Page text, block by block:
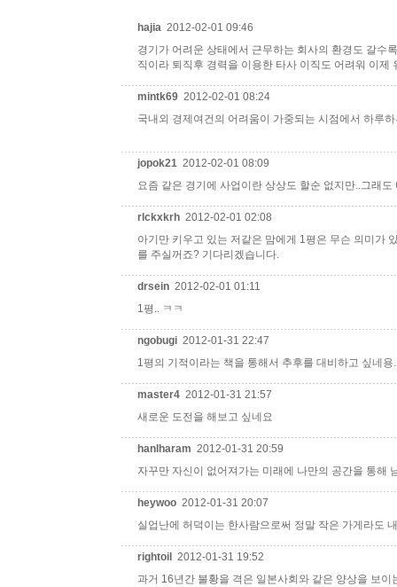
hajia 2012-02-01 09:46
경기가 어려운 상태에서 근무하는 회사의 환경도 갈수
직이라 퇴직후 경력을 이용한 타사 이직도 어려워 이
mintk69 2012-02-01 08:24
국내외 경제여건의 어려움이 가중되는 시점에서 하루
jopok21 2012-02-01 08:09
요즘 같은 경기에 사업이란 상상도 할순 없지만..그래
rlckxkrh 2012-02-01 02:08
아기만 키우고 있는 저같은 맘에게 1평은 무슨 의미가
를 주실꺼죠? 기다리겠습니다.
drsein 2012-02-01 01:11
1평.. ㅋㅋ
ngobugi 2012-01-31 22:47
1평의 기적이라는 책을 통해서 추후를 대비하고 싶네
master4 2012-01-31 21:57
새로운 도전을 해보고 싶네요
hanlharam 2012-01-31 20:59
자꾸만 자신이 없어져가는 미래에 나만의 공간을 통해
heywoo 2012-01-31 20:07
실업난에 허덕이는 한사람으로써 정말 작은 가게라도
rightoil
2012-01-31 19:52
과거 16년간 불황을 격은 일본사회와 같은 양상을 보